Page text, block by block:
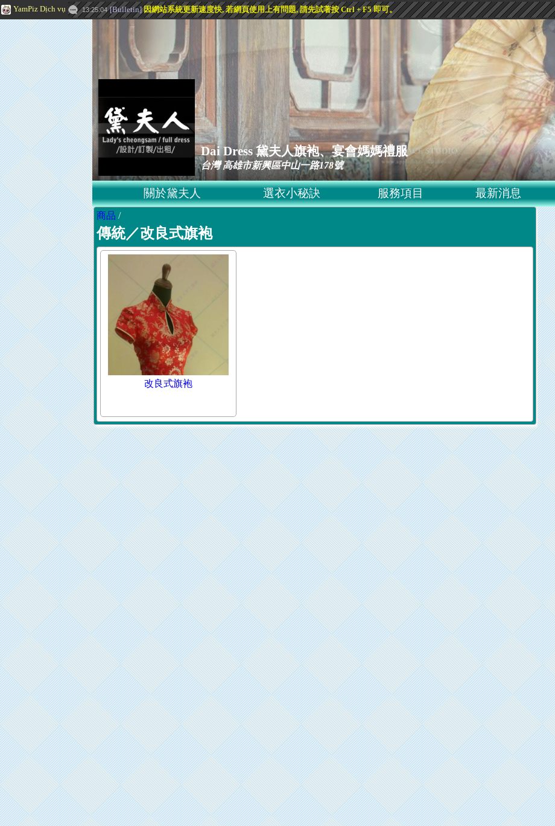
YamPiz Dịch vụ 13:25:04 [Bulletin]因網站系統更新速度快, 若網頁使用上有問題, 請先試著按 Ctrl + F5 即可。
Dai Dress 黛夫人旗袍、宴會媽媽禮服
台灣 高雄市新興區中山一路178號
關於黛夫人 選衣小秘訣 服務項目 最新消息
商品 /
傳統／改良式旗袍
改良式旗袍